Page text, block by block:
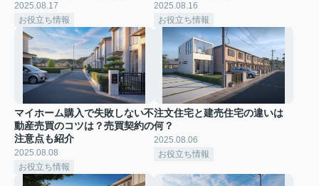
2025.08.17
お役立ち情報
2025.08.16
お役立ち情報
マイホーム購入で失敗しない不
動産売買のコツは？売買契約の
注意点も紹介
2025.08.08
お役立ち情報
注文住宅と建売住宅の違いは
何？
2025.08.06
お役立ち情報